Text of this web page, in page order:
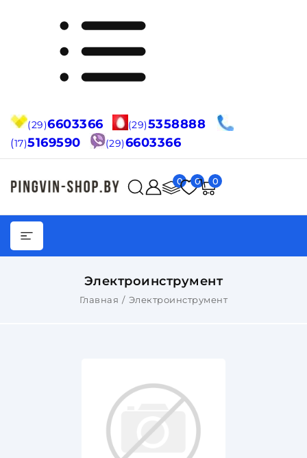
(29)6603366 (29)5358888
(17)5169590 (29)6603366
0 0 0
Электроинструмент
Главная Электроинструмент